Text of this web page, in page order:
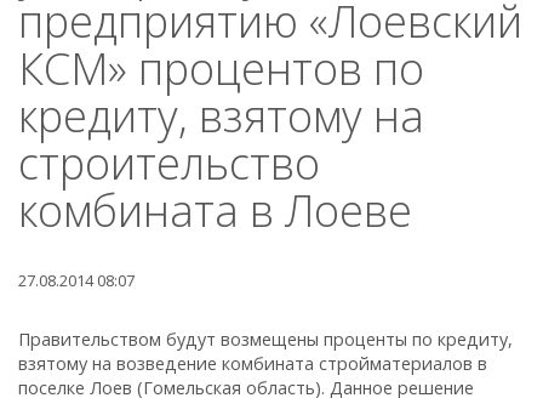
предприятию «Лоевский
КСМ» процентов по
кредиту, взятому на
строительство
комбината в Лоеве
27.08.2014 08:07
Правительством будут возмещены проценты по кредиту,
взятому на возведение комбината стройматериалов в
поселке Лоев (Гомельская область). Данное решение